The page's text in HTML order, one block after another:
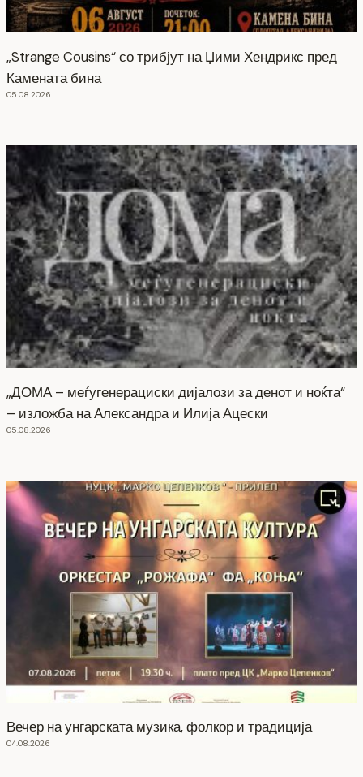
„Strange Cousins“ со трибјут на Џими Хендрикс пред
Камената бина
05.08.2026
„ДОМА – меѓугенерациски дијалози за денот и ноќта“
– изложба на Александра и Илија Ацески
05.08.2026
Вечер на унгарската музика, фолкор и традиција
04.08.2026